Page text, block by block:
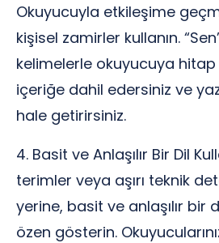
Okuyucuyla etkileşime
kişisel zamirler kullanın.
kelimelerle okuyucuya hitap
içeriğe dahil edersiniz ve
hale getirirsiniz.
4. Basit ve Anlaşılır Bir Dil
terimler veya aşırı teknik
yerine, basit ve anlaşılır bir
özen gösterin.